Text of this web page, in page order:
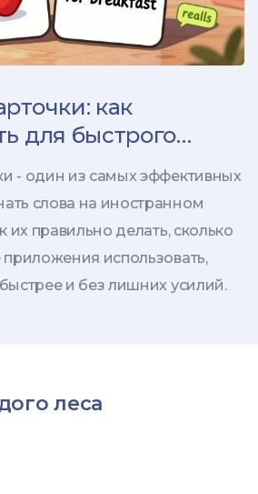
как
для быстрого
слов
- один из самых эффективных
слова на иностранном
их правильно делать, сколько
приложения использовать,
и без лишних усилий.
леса